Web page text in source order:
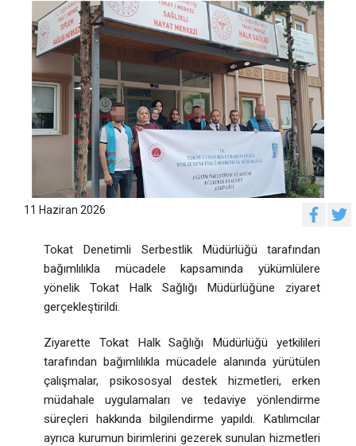
11 Haziran 2026
Tokat Denetimli Serbestlik Müdürlüğü tarafından
bağımlılıkla mücadele kapsamında yükümlülere
yönelik Tokat Halk Sağlığı Müdürlüğüne ziyaret
gerçekleştirildi.
Ziyarette Tokat Halk Sağlığı Müdürlüğü yetkilileri
tarafından bağımlılıkla mücadele alanında yürütülen
çalışmalar, psikososyal destek hizmetleri, erken
müdahale uygulamaları ve tedaviye yönlendirme
süreçleri hakkında bilgilendirme yapıldı. Katılımcılar
ayrıca kurumun birimlerini gezerek sunulan hizmetleri